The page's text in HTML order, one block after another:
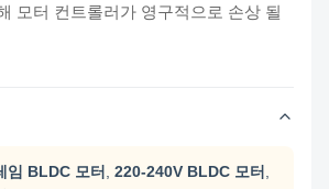
모터 컨트롤러가 영구적으로 손상 될
임 BLDC 모터 220-240V BLDC 모터